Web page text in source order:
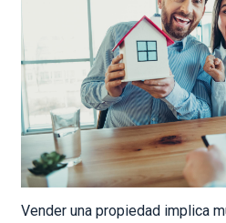
Vender una propiedad implica